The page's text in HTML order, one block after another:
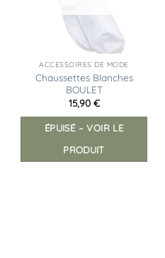
ACCESSOIRES DE MODE
Chaussettes Blanches
BOULET
15,90 €
ÉPUISÉ – VOIR LE
PRODUIT